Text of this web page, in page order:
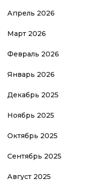
Апрель 2026
Март 2026
Февраль 2026
Январь 2026
Декабрь 2025
Ноябрь 2025
Октябрь 2025
Сентябрь 2025
Август 2025